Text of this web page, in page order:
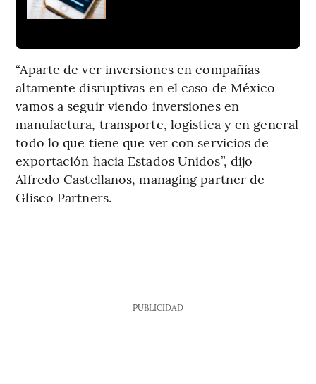
“Aparte de ver inversiones en compañías
altamente disruptivas en el caso de México
vamos a seguir viendo inversiones en
manufactura, transporte, logística y en general
todo lo que tiene que ver con servicios de
exportación hacia Estados Unidos”, dijo
Alfredo Castellanos, managing partner de
Glisco Partners.
PUBLICIDAD